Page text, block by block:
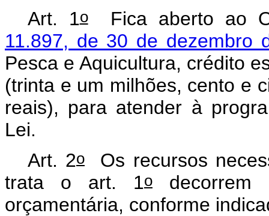
Art. 1oFica aberto ao
11.897, de 30 de dezembro
Pesca e Aquicultura, crédito
(trinta e um milhões, cento e
reais), para atender à
Lei.
Art. 2oOs recursos
trata o art. 1o decorrem
orçamentária, conforme